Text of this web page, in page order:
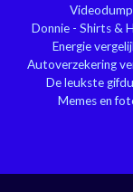
Videodump
Donnie - Shirts &
Energie
Autoverzekering
De leukste
Memes en